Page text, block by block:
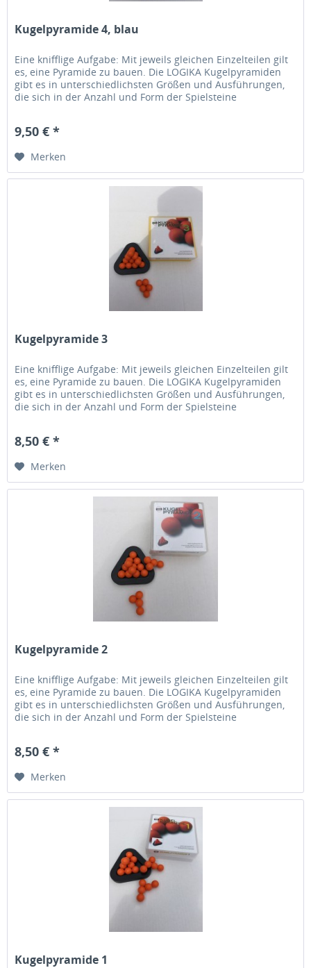
Kugelpyramide 4, blau
Eine knifflige Aufgabe: Mit jeweils gleichen Einzelteilen gilt
es, eine Pyramide zu bauen. Die LOGIKA Kugelpyramiden
gibt es in unterschiedlichsten Größen und Ausführungen,
die sich in der Anzahl und Form der Spielsteine
9,50 € *
Merken
Kugelpyramide 3
Eine knifflige Aufgabe: Mit jeweils gleichen Einzelteilen gilt
es, eine Pyramide zu bauen. Die LOGIKA Kugelpyramiden
gibt es in unterschiedlichsten Größen und Ausführungen,
die sich in der Anzahl und Form der Spielsteine
8,50 € *
Merken
Kugelpyramide 2
Eine knifflige Aufgabe: Mit jeweils gleichen Einzelteilen gilt
es, eine Pyramide zu bauen. Die LOGIKA Kugelpyramiden
gibt es in unterschiedlichsten Größen und Ausführungen,
die sich in der Anzahl und Form der Spielsteine
8,50 € *
Merken
Kugelpyramide 1